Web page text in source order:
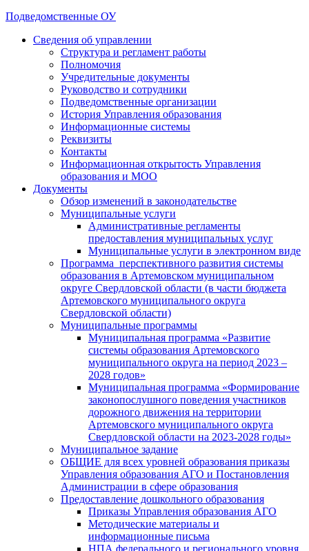
Подведомственные ОУ
Сведения об управлении
Структура и регламент работы
Полномочия
Учредительные документы
Руководство и сотрудники
Подведомственные организации
История Управления образования
Информационные системы
Реквизиты
Контакты
Информационная открытость Управления
образования и МОО
Документы
Обзор изменений в законодательстве
Муниципальные услуги
Административные регламенты
предоставления муниципальных услуг
Муниципальные услуги в электронном виде
Программа перспективного развития системы
образования в Артемовском муниципальном
округе Свердловской области (в части бюджета
Артемовского муниципального округа
Свердловской области)
Муниципальные программы
Муниципальная программа «Развитие
системы образования Артемовского
муниципального округа на период 2023 –
2028 годов»
Муниципальная программа «Формирование
законопослушного поведения участников
дорожного движения на территории
Артемовского муниципального округа
Свердловской области на 2023-2028 годы»
Муниципальное задание
ОБЩИЕ для всех уровней образования приказы
Управления образования АГО и Постановления
Администрации в сфере образования
Предоставление дошкольного образования
Приказы Управления образования АГО
Методические материалы и
информационные письма